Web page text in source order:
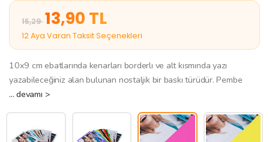
15,2913,90 TL
12 Aya Varan Taksit Seçenekleri
10x9 cm ebatlarında kenarları borderlı ve alt kısmında yazı
yazabileceğiniz alan bulunan nostaljik bir baskı türüdür. Pembe
... devamı >